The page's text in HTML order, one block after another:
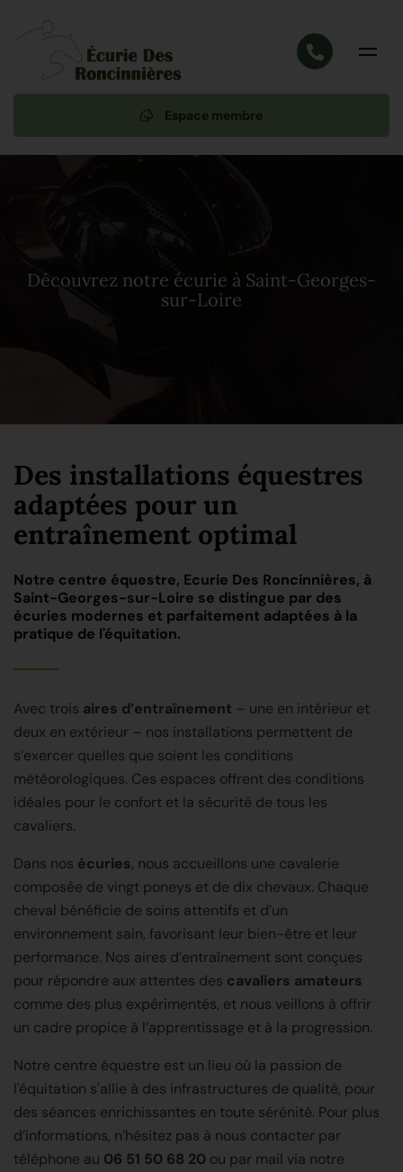
Espace membre
Découvrez notre écurie à Saint-Georges-
sur-Loire
Des installations équestres
adaptées pour un
entraînement optimal
Notre centre équestre, Ecurie Des Roncinnières, à
Saint-Georges-sur-Loire se distingue par des
écuries modernes et parfaitement adaptées à la
pratique de l'équitation.
Avec trois aires d’entraînement – une en intérieur et
deux en extérieur – nos installations permettent de
s’exercer quelles que soient les conditions
météorologiques. Ces espaces offrent des conditions
idéales pour le confort et la sécurité de tous les
cavaliers.
Dans nos écuries, nous accueillons une cavalerie
composée de vingt poneys et de dix chevaux. Chaque
cheval bénéficie de soins attentifs et d’un
environnement sain, favorisant leur bien-être et leur
performance. Nos aires d’entraînement sont conçues
pour répondre aux attentes des cavaliers amateurs
comme des plus expérimentés, et nous veillons à offrir
un cadre propice à l’apprentissage et à la progression.
Notre centre équestre est un lieu où la passion de
l'équitation s'allie à des infrastructures de qualité, pour
des séances enrichissantes en toute sérénité. Pour plus
d’informations, n’hésitez pas à nous contacter par
téléphone au 06 51 50 68 20 ou par mail via notre